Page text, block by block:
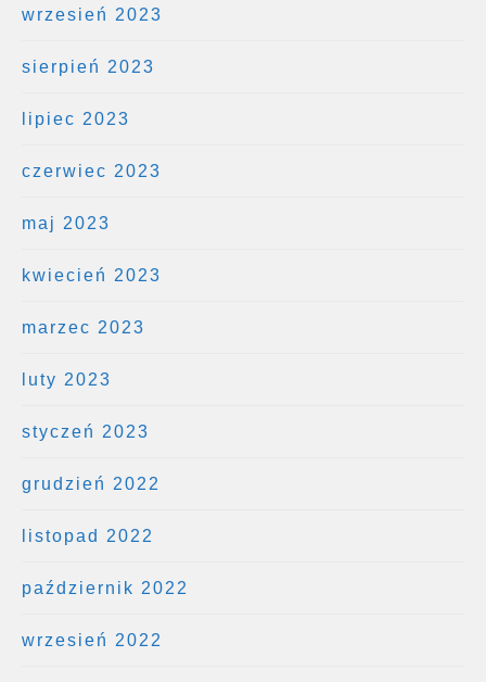
wrzesień 2023
sierpień 2023
lipiec 2023
czerwiec 2023
maj 2023
kwiecień 2023
marzec 2023
luty 2023
styczeń 2023
grudzień 2022
listopad 2022
październik 2022
wrzesień 2022